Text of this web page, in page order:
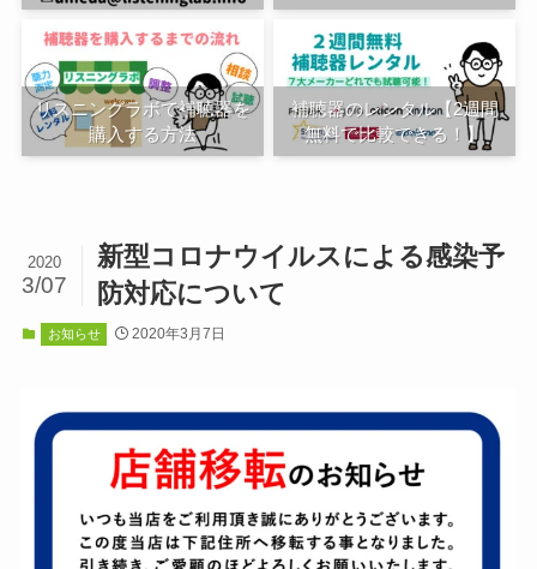
リスニングラボで補聴器を
購入する方法
補聴器のレンタル【2週間
無料で比較できる！】
新型コロナウイルスによる感染予
防対応について
2020
3/07
お知らせ 2020年3月7日